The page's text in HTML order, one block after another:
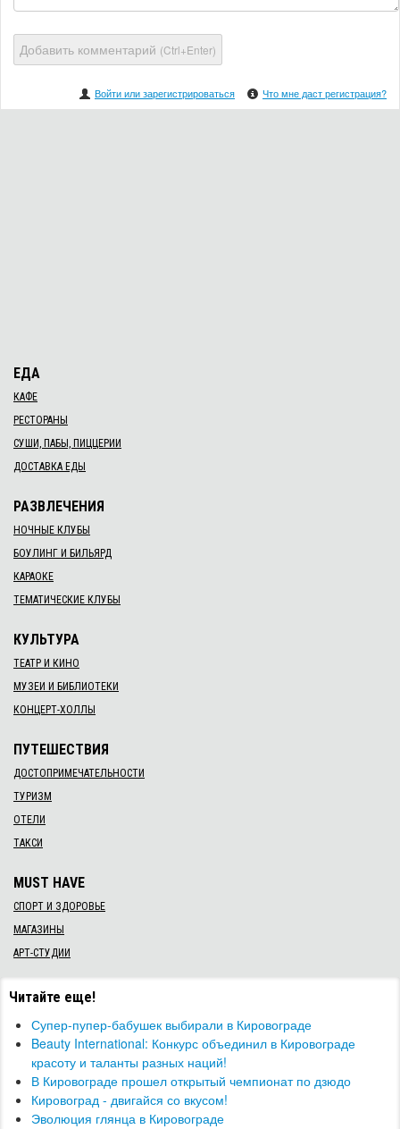
Добавить комментарий (Ctrl+Enter)
Войти или зарегистрироваться Что мне даст регистрация?
ЕДА
КАФЕ
РЕСТОРАНЫ
СУШИ, ПАБЫ, ПИЦЦЕРИИ
ДОСТАВКА ЕДЫ
РАЗВЛЕЧЕНИЯ
НОЧНЫЕ КЛУБЫ
БОУЛИНГ И БИЛЬЯРД
КАРАОКЕ
ТЕМАТИЧЕСКИЕ КЛУБЫ
КУЛЬТУРА
ТЕАТР И КИНО
МУЗЕИ И БИБЛИОТЕКИ
КОНЦЕРТ-ХОЛЛЫ
ПУТЕШЕСТВИЯ
ДОСТОПРИМЕЧАТЕЛЬНОСТИ
ТУРИЗМ
ОТЕЛИ
ТАКСИ
MUST HAVE
СПОРТ И ЗДОРОВЬЕ
МАГАЗИНЫ
АРТ-СТУДИИ
Читайте еще!
Супер-пупер-бабушек выбирали в Кировограде
Beauty International: Конкурс объединил в Кировограде
красоту и таланты разных наций!
В Кировограде прошел открытый чемпионат по дзюдо
Кировоград - двигайся со вкусом!
Эволюция глянца в Кировограде